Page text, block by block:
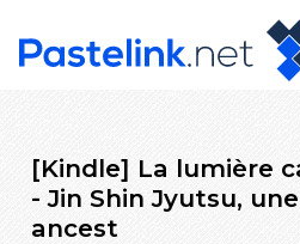
[Kindle] La lumière
- Jin Shin Jyutsu,
ancest